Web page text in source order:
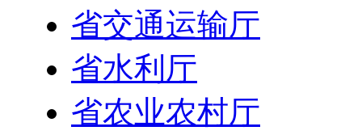
省交通运输厅
省水利厅
省农业农村厅